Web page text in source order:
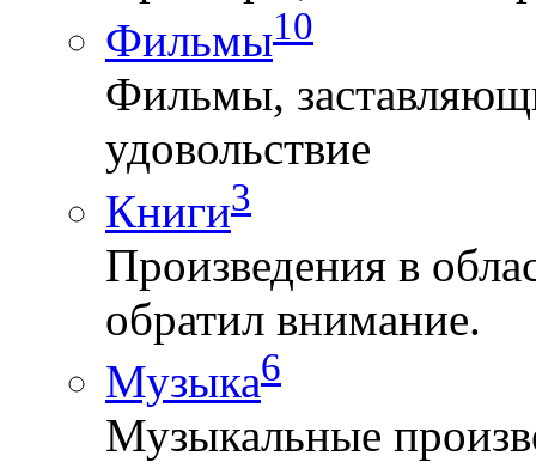
Фильмы10
Фильмы,
удовольствие
Книги3
Произведения в
обратил внимание.
Музыка6
Музыкальные